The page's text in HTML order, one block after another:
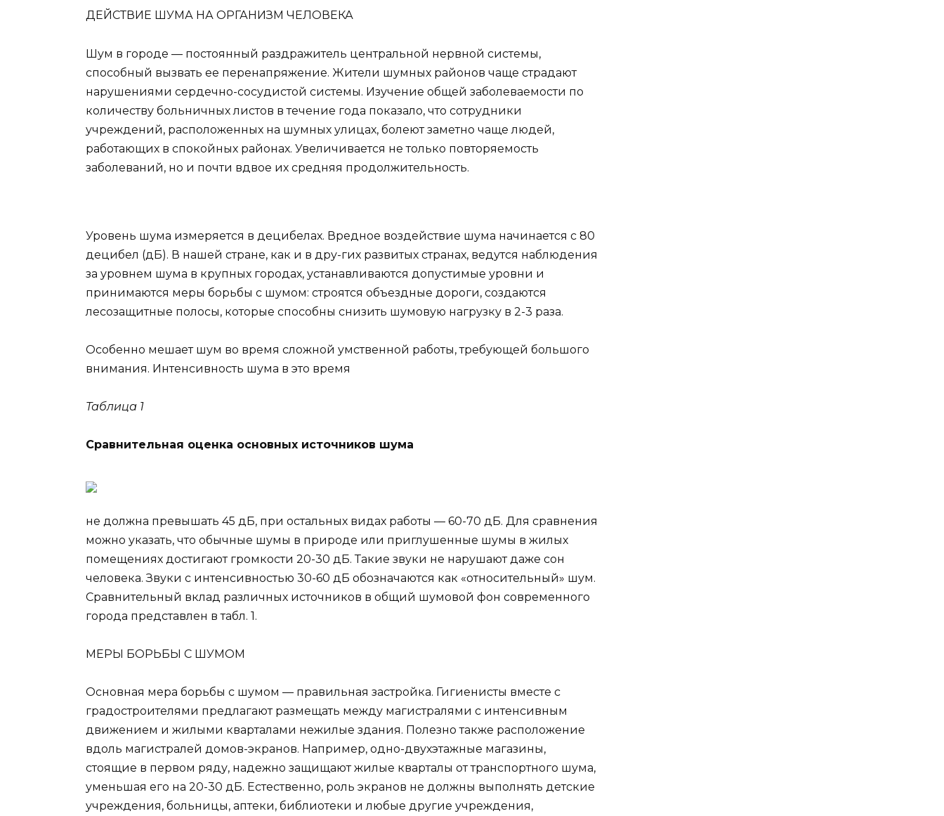
ДЕЙСТВИЕ ШУМА НА ОРГАНИЗМ ЧЕЛОВЕКА
Шум в городе — постоянный раздражитель центральной нервной системы,
способный вызвать ее перенапряжение. Жители шумных районов чаще страдают
нарушениями сердечно-сосудистой системы. Изучение общей заболеваемости по
количеству больничных листов в течение года показало, что сотрудники
учреждений, расположенных на шумных улицах, болеют заметно чаще людей,
работающих в спокойных районах. Увеличивается не только повторяемость
заболеваний, но и почти вдвое их средняя продолжительность.
Уровень шума измеряется в децибелах. Вредное воздействие шума начинается с 80
децибел (дБ). В нашей стране, как и в дру-гих развитых странах, ведутся наблюдения
за уровнем шума в крупных городах, устанавливаются допустимые уровни и
принимаются меры борьбы с шумом: строятся объездные дороги, создаются
лесозащитные полосы, которые способны снизить шумовую нагрузку в 2-3 раза.
Особенно мешает шум во время сложной умственной работы, требующей большого
внимания. Интенсивность шума в это время
Таблица 1
Сравнительная оценка основных источников шума
не должна превышать 45 дБ, при остальных видах работы — 60-70 дБ. Для сравнения
можно указать, что обычные шумы в природе или приглушенные шумы в жилых
помещениях достигают громкости 20-30 дБ. Такие звуки не нарушают даже сон
человека. Звуки с интенсивностью 30-60 дБ обозначаются как «относительный» шум.
Сравнительный вклад различных источников в общий шумовой фон современного
города представлен в табл. 1.
МЕРЫ БОРЬБЫ С ШУМОМ
Основная мера борьбы с шумом — правильная застройка. Гигиенисты вместе с
градостроителями предлагают размещать между магистралями с интенсивным
движением и жилыми кварталами нежилые здания. Полезно также расположение
вдоль магистралей домов-экранов. Например, одно-двухэтажные магазины,
стоящие в первом ряду, надежно защищают жилые кварталы от транспортного шума,
уменьшая его на 20-30 дБ. Естественно, роль экранов не должны выполнять детские
учреждения, больницы, аптеки, библиотеки и любые другие учреждения,